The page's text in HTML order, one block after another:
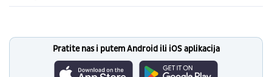
Pratite nas i putem Android ili iOS aplikacija